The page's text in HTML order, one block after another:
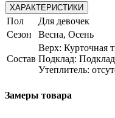
ХАРАКТЕРИСТИКИ
Пол
Для девочек
Сезон
Весна, Осень
Состав
Верх: Курточная
Подклад:
Утеплитель:
Замеры товара